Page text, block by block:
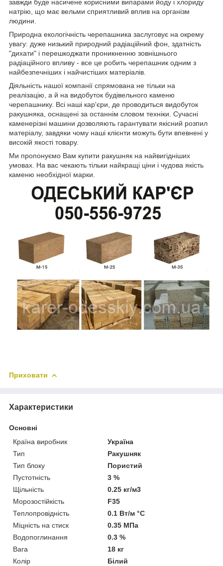
завжди буде насичене корисними випарами йоду і хлориду
натрію, що має вельми сприятливий вплив на організм
людини.
Природна екологічність черепашника заслуговує на окрему
увагу: дуже низький природний радіаційний фон, здатність
"дихати" і перешкоджати проникненню зовнішнього
радіаційного впливу - все це робить черепашник одним з
найбезпечніших і найчистіших матеріалів.
Діяльність нашої компанії спрямована не тільки на
реалізацію, а й на видобуток будівельного каменю
черепашнику. Всі наші кар'єри, де проводиться видобуток
ракушняка, оснащені за останнім словом техніки. Сучасні
каменерізні машини дозволяють гарантувати якісний розпил
матеріалу, завдяки чому наші клієнти можуть бути впевнені у
високій якості товару.
Ми пропонуємо Вам купити ракушняк на найвигідніших
умовах. На вас чекають тільки найкращі ціни і чудова якість
каменю необхідної марки.
Приховати
Характеристики
Основні
Країна виробник
Україна
Тип
Ракушняк
Тип блоку
Пористий
Пустотність
3 %
Щільність
0.25 кг/м3
Морозостійкість
F35
Теплопровідність
0.1 Вт/м °С
Міцність на стиск
0.35 МПа
Водопоглинання
0.3 %
Вага
18 кг
Колір
Білий